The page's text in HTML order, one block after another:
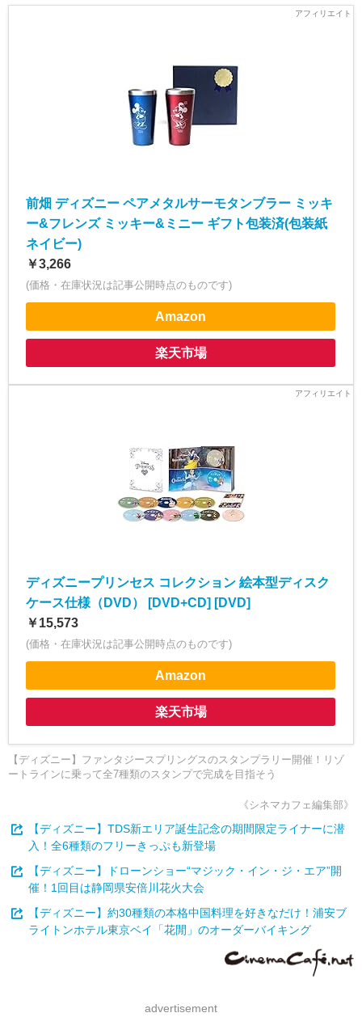
前畑 ディズニー ペアメタルサーモタンブラー ミッキ
ー&フレンズ ミッキー&ミニー ギフト包装済(包装紙
ネイビー)
￥3,266
(価格・在庫状況は記事公開時点のものです)
Amazon
楽天市場
ディズニープリンセス コレクション 絵本型ディスク
ケース仕様（DVD） [DVD+CD] [DVD]
￥15,573
(価格・在庫状況は記事公開時点のものです)
Amazon
楽天市場
【ディズニー】ファンタジースプリングスのスタンプラリー開催！リゾ
ートラインに乗って全7種類のスタンプで完成を目指そう
《シネマカフェ編集部》
【ディズニー】TDS新エリア誕生記念の期間限定ライナーに潜
入！全6種類のフリーきっぷも新登場
【ディズニー】ドローンショー“マジック・イン・ジ・エア”開
催！1回目は静岡県安倍川花火大会
【ディズニー】約30種類の本格中国料理を好きなだけ！浦安ブ
ライトンホテル東京ベイ「花閒」のオーダーバイキング
advertisement